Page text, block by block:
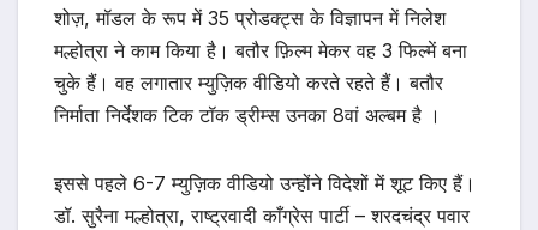
शोज़, मॉडल के रूप में 35 प्रोडक्ट्स के विज्ञापन में निलेश
मल्होत्रा ने काम किया है। बतौर फ़िल्म मेकर वह 3 फिल्में बना
चुके हैं। वह लगातार म्युज़िक वीडियो करते रहते हैं। बतौर
निर्माता निर्देशक टिक टॉक ड्रीम्स उनका 8वां अल्बम है ।
इससे पहले 6-7 म्युज़िक वीडियो उन्होंने विदेशों में शूट किए हैं।
डॉ. सुरैना मल्होत्रा, राष्ट्रवादी काँग्रेस पार्टी – शरदचंद्र पवार